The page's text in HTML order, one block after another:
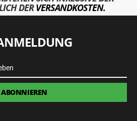
DERVERSANDKOSTEN.
ABONNIEREN